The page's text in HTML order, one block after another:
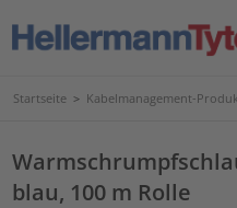
Startseite > Kabelmanagement-
blau, 100 m Rolle